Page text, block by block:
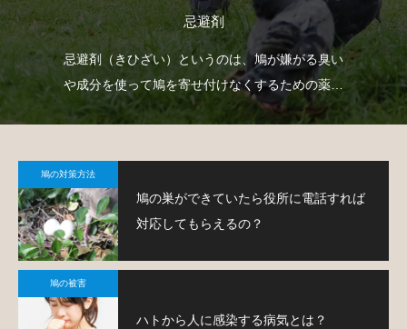
忌避剤
忌避剤（きひざい）というのは、鳩が嫌がる臭い
や成分を使って鳩を寄せ付けなくするための薬剤
で、様々なタイプのものがあります。
鳩の対策方法
鳩の巣ができていたら役所に電話すれば
対応してもらえるの？
鳩の被害
ハトから人に感染する病気とは？